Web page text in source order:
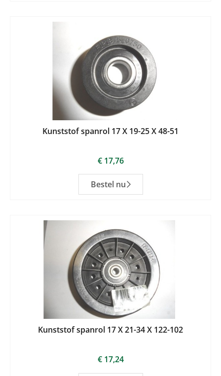
Kunststof spanrol 17 X 19-25 X 48-51
€17,76
Bestel nu
Kunststof spanrol 17 X 21-34 X 122-102
€17,24